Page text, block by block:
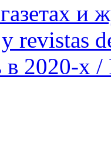
и
revistas
в 2020-х /